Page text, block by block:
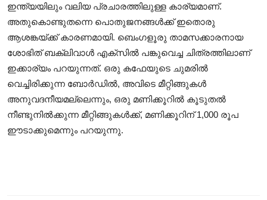
ഇന്ത്യയിലും വലിയ പ്രചാരത്തിലുള്ള കാര്യമാണ്.
അതുകൊണ്ടുതന്നെ പൊതുജനങ്ങൾക്ക് ഇതൊരു
ആശങ്കയ്ക്ക് കാരണമായി. ബെംഗളൂരു താമസക്കാരനായ
ശോഭിത് ബക്ലിവാൾ എക്‌സിൽ പങ്കുവെച്ച ചിത്രത്തിലാണ്
ഇക്കാര്യം പറയുന്നത്. ഒരു കഫേയുടെ ചുമരിൽ
വെച്ചിരിക്കുന്ന ബോർഡിൽ, അവിടെ മീറ്റിങ്ങുകൾ
അനുവദനീയമല്ലെന്നും, ഒരു മണിക്കൂറിൽ കൂടുതൽ
നീണ്ടുനിൽക്കുന്ന മീറ്റിങ്ങുകൾക്ക്, മണിക്കൂറിന് 1,000 രൂപ
ഈടാക്കുമെന്നും പറയുന്നു.